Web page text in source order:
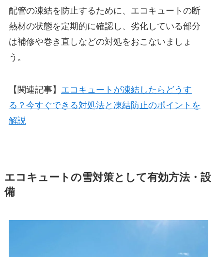
配管の凍結を防止するために、エコキュートの断
熱材の状態を定期的に確認し、劣化している部分
は補修や巻き直しなどの対処をおこないましょ
う。
【関連記事】 エコキュートが凍結したらどうす
る？今すぐできる対処法と凍結防止のポイントを
解説
エコキュートの雪対策として有効方法・設
備